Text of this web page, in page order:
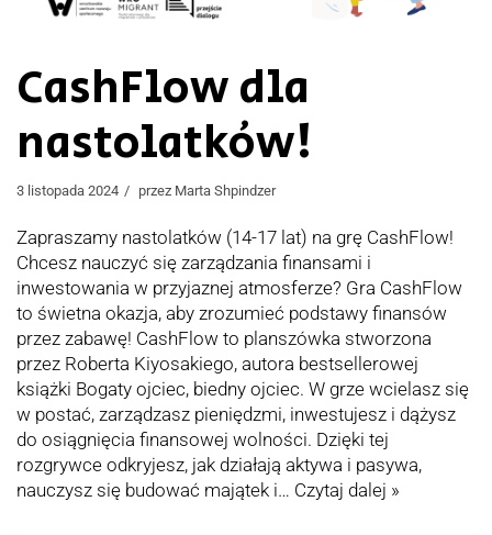
CashFlow dla
nastolatków!
3 listopada 2024 przez Marta Shpindzer
Zapraszamy nastolatków (14-17 lat) na grę CashFlow!
Chcesz nauczyć się zarządzania finansami i
inwestowania w przyjaznej atmosferze? Gra CashFlow
to świetna okazja, aby zrozumieć podstawy finansów
przez zabawę! CashFlow to planszówka stworzona
przez Roberta Kiyosakiego, autora bestsellerowej
książki Bogaty ojciec, biedny ojciec. W grze wcielasz się
w postać, zarządzasz pieniędzmi, inwestujesz i dążysz
do osiągnięcia finansowej wolności. Dzięki tej
rozgrywce odkryjesz, jak działają aktywa i pasywa,
nauczysz się budować majątek i… Czytaj dalej »